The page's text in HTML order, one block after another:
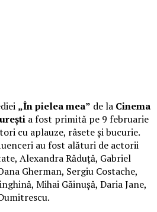
„În pielea mea” de la Cinema
a fost primită pe 9 februarie
cu aplauze, râsete și bucurie.
au fost alături de actorii
Alexandra Răduță, Gabriel
Gherman, Sergiu Costache,
Mihai Găinușă, Daria Jane,